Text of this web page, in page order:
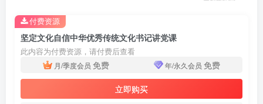
坚定文化自信中华优秀传统文化书记讲党课
此内容为付费资源，请付费后查看
月/季度会员 免费 年/永久会员 免费
立即购买
付费资源